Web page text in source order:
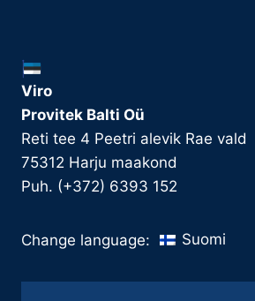
Viro
Provitek Balti Oü
Reti tee 4 Peetri alevik Rae vald
75312 Harju maakond
Puh. (+372) 6393 152
Change language: Suomi